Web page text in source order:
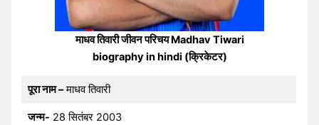
माधव तिवारी जीवन परिचय Madhav Tiwari
biography in hindi (क्रिकेटर)
पूरा नाम –माधव तिवारी
जन्म- 28 सितंबर 2003